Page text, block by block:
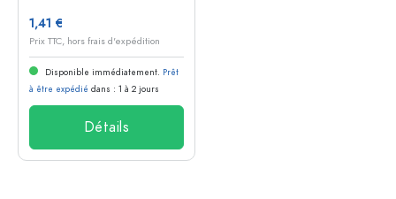
1,41 €
Prix TTC, hors frais d'expédition
Disponible immédiatement. Prêt
à être expédié dans : 1 à 2 jours
Détails